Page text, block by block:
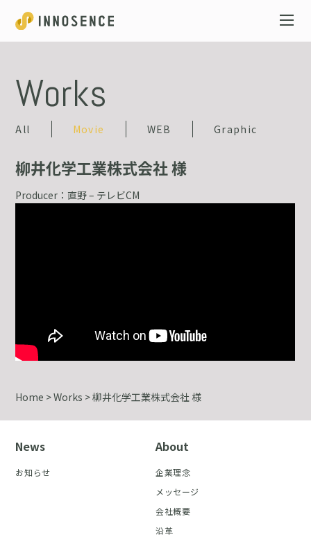
Works
All Movie WEB Graphic
柳井化学工業株式会社様
Producer：直野 – テレビCM
Home >Works >柳井化学工業株式会社 様
News
お知らせ
About
企業理念
メッセージ
会社概要
沿革